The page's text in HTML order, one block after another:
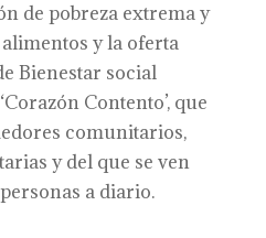
de pobreza extrema y
y la oferta
Bienestar social
Contento’, que
comunitarios,
y del que se ven
a diario.